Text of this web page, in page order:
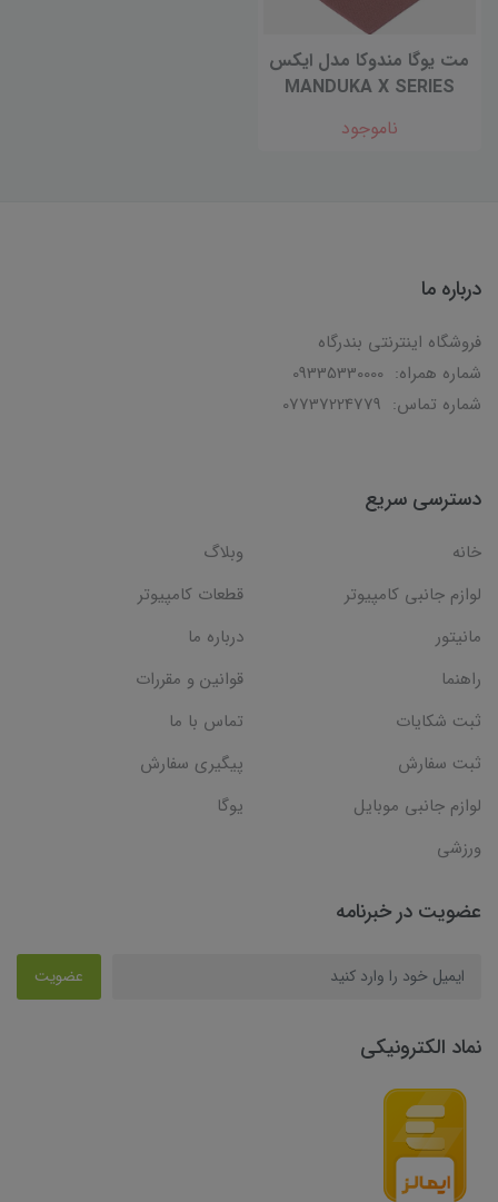
مت یوگا مندوکا مدل ایکس
MANDUKA X SERIES
ناموجود
درباره ما
فروشگاه اینترنتی بندرگاه
شماره همراه: 09335330000
شماره تماس: 07737224779
دسترسی سریع
خانه
وبلاگ
لوازم جانبی کامپیوتر
قطعات کامپیوتر
مانیتور
درباره ما
راهنما
قوانین و مقررات
ثبت شکایات
تماس با ما
ثبت سفارش
پیگیری سفارش
لوازم جانبی موبایل
یوگا
ورزشی
عضویت در خبرنامه
عضویت
نماد الکترونیکی